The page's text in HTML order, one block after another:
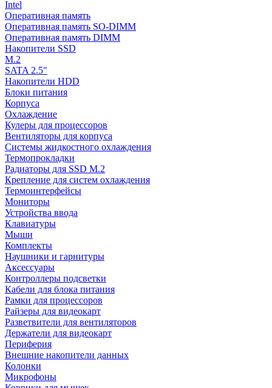
Intel
Оперативная память
Оперативная память SO-DIMM
Оперативная память DIMM
Накопители SSD
M.2
SATA 2.5"
Накопители HDD
Блоки питания
Корпуса
Охлаждение
Кулеры для процессоров
Вентиляторы для корпуса
Системы жидкостного охлаждения
Термопрокладки
Радиаторы для SSD M.2
Крепление для систем охлаждения
Термоинтерфейсы
Мониторы
Устройства ввода
Клавиатуры
Мыши
Комплекты
Наушники и гарнитуры
Аксессуары
Контроллеры подсветки
Кабели для блока питания
Рамки для процессоров
Райзеры для видеокарт
Разветвители для вентиляторов
Держатели для видеокарт
Периферия
Внешние накопители данных
Колонки
Микрофоны